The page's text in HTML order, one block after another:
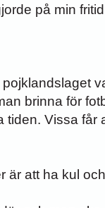
gjorde på min
brinna för
Vissa får
är att ha kul